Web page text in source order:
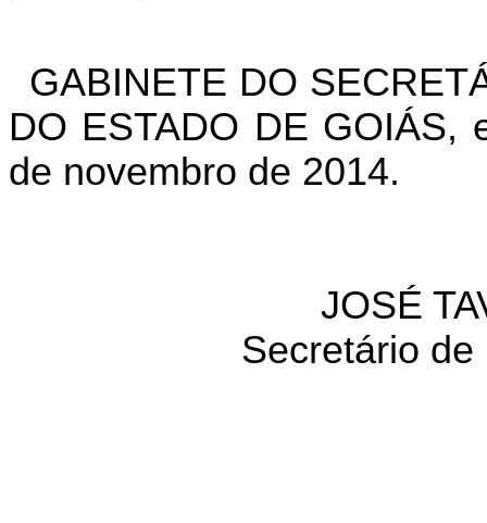
GABINETE DO
DO ESTADO DE GOIÁS,
de novembro de 2014.
JOSÉ
Secretário